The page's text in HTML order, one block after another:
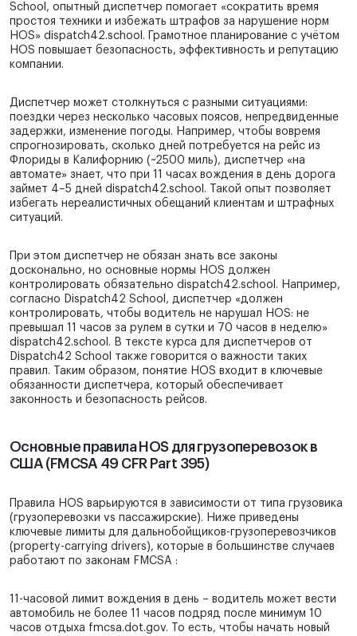
School, опытный диспетчер помогает «сократить время
простоя техники и избежать штрафов за нарушение норм
HOS» dispatch42.school. Грамотное планирование с учётом
HOS повышает безопасность, эффективность и репутацию
компании.
Диспетчер может столкнуться с разными ситуациями:
поездки через несколько часовых поясов, непредвиденные
задержки, изменение погоды. Например, чтобы вовремя
спрогнозировать, сколько дней потребуется на рейс из
Флориды в Калифорнию (~2500 миль), диспетчер «на
автомате» знает, что при 11 часах вождения в день дорога
займет 4–5 дней dispatch42.school. Такой опыт позволяет
избегать нереалистичных обещаний клиентам и штрафных
ситуаций.
При этом диспетчер не обязан знать все законы
досконально, но основные нормы HOS должен
контролировать обязательно dispatch42.school. Например,
согласно Dispatch42 School, диспетчер «должен
контролировать, чтобы водитель не нарушал HOS: не
превышал 11 часов за рулем в сутки и 70 часов в неделю»
dispatch42.school. В тексте курса для диспетчеров от
Dispatch42 School также говорится о важности таких
правил. Таким образом, понятие HOS входит в ключевые
обязанности диспетчера, который обеспечивает
законность и безопасность рейсов.
Основные правила HOS для грузоперевозок в
США (FMCSA 49 CFR Part 395)
Правила HOS варьируются в зависимости от типа грузовика
(грузоперевозки vs пассажирские). Ниже приведены
ключевые лимиты для дальнобойщиков-грузоперевозчиков
(property-carrying drivers), которые в большинстве случаев
работают по законам FMCSA :
11-часовой лимит вождения в день – водитель может вести
автомобиль не более 11 часов подряд после минимум 10
часов отдыха fmcsa.dot.gov. То есть, чтобы начать новый